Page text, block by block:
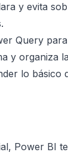
y evita
Query
y organiza
lo
Power BI